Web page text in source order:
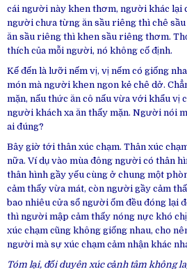
cái người này khen thơm, người khác lại
người chưa từng ăn sầu riêng thì chê
ăn sầu riêng thì khen sầu riêng thơm.
thích của mỗi người, nó không cố định.
Kế đến là lưỡi nếm vị, vị nếm có giống
món mà người khen ngon kẻ chê dở.
mặn, nấu thức ăn cô nấu vừa với khẩu vị
người khách xa ăn thấy mặn. Người nói
ai đúng?
Bây giờ tới thân xúc chạm. Thân xúc
nữa. Ví dụ vào mùa đông người có thân
thân hình gầy yếu cùng ở chung một
cảm thấy vừa mát, còn người gầy cảm
bao nhiêu cửa sổ người ốm đều đóng lại
thì người mập cảm thấy nóng nực khó
xúc chạm cũng không giống nhau, cho
người mà sự xúc chạm cảm nhận khác
Tóm lại, đối duyên xúc cảnh tâm không